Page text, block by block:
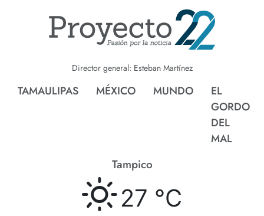
Director general: Esteban Martínez
TAMAULIPAS MÉXICO MUNDO
EL
GORDO
DEL
MAL
Tampico
27 °C